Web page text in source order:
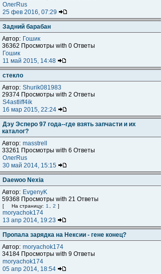
ОлегRus
25 фев 2016, 07:29
Задний барабан
Автор: Гошик
36362 Просмотры with 0 Ответы
Гошик
11 май 2015, 14:48
стекло
Автор: Shurik081983
29374 Просмотры with 2 Ответы
S4astliff4ik
16 мар 2015, 22:24
Дэу Эсперо 97 года--где взять запчасти и их
каталог?
Автор: masstrell
33261 Просмотры with 6 Ответы
ОлегRus
30 май 2014, 15:15
Daewoo Nexia
Автор: EvgenyK
59368 Просмотры with 21 Ответы
[ На страницу: 1 2 ]
moryachok174
13 апр 2014, 19:23
Пропала зарядка на Нексии - гене конец?
Автор: moryachok174
34184 Просмотры with 9 Ответы
moryachok174
05 апр 2014, 18:54